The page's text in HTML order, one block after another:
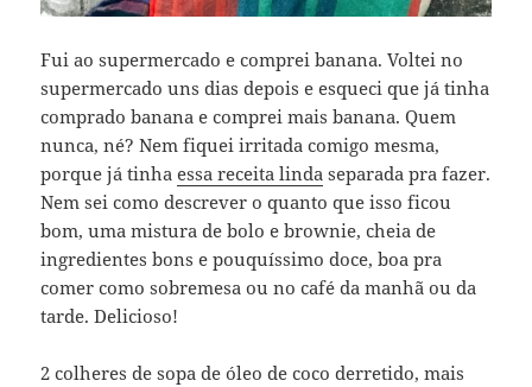
Fui ao supermercado e comprei banana. Voltei no
supermercado uns dias depois e esqueci que já tinha
comprado banana e comprei mais banana. Quem
nunca, né? Nem fiquei irritada comigo mesma,
porque já tinhaessa receita linda separada pra fazer.
Nem sei como descrever o quanto que isso ficou
bom, uma mistura de bolo e brownie, cheia de
ingredientes bons e pouquíssimo doce, boa pra
comer como sobremesa ou no café da manhã ou da
tarde. Delicioso!
2 colheres de sopa de óleo de coco derretido, mais